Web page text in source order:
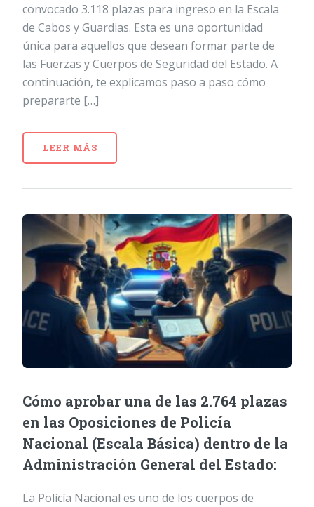
convocado 3.118 plazas para ingreso en la Escala
de Cabos y Guardias. Esta es una oportunidad
única para aquellos que desean formar parte de
las Fuerzas y Cuerpos de Seguridad del Estado. A
continuación, te explicamos paso a paso cómo
prepararte […]
LEER MÁS
Cómo aprobar una de las 2.764 plazas
en las Oposiciones de Policía
Nacional (Escala Básica) dentro de la
Administración General del Estado:
La Policía Nacional es uno de los cuerpos de